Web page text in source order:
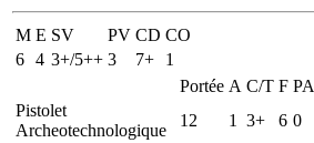
M E SV PV CD CO
6 4 3+/5++ 3 7+
1
Portée A C/T F PA
Pistolet
Archeotechnologique
12 1 3+ 6 0